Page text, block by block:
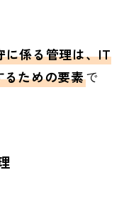
に係る管理は、IT
ための要素で